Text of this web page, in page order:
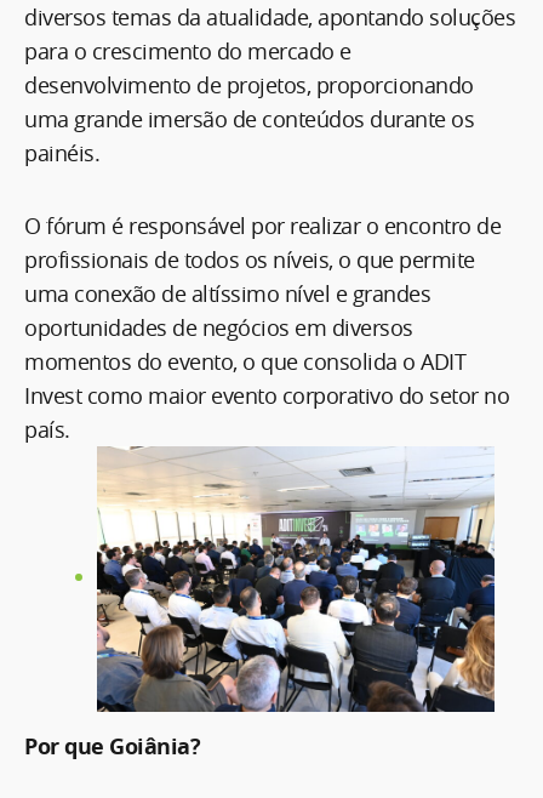
diversos temas da atualidade, apontando soluções
para o crescimento do mercado e
desenvolvimento de projetos, proporcionando
uma grande imersão de conteúdos durante os
painéis.
O fórum é responsável por realizar o encontro de
profissionais de todos os níveis, o que permite
uma conexão de altíssimo nível e grandes
oportunidades de negócios em diversos
momentos do evento, o que consolida o ADIT
Invest como maior evento corporativo do setor no
país.
Por que Goiânia?